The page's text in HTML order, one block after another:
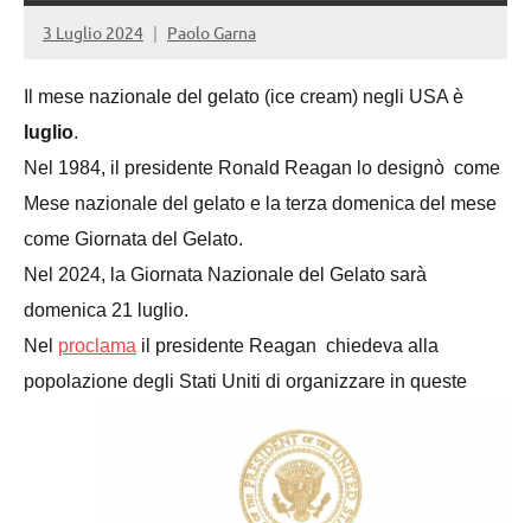
3 Luglio 2024 Paolo Garna
Il mese nazionale del gelato (ice cream) negli USA è
luglio.
Nel 1984, il presidente Ronald Reagan lo designò come
Mese nazionale del gelato e la terza domenica del mese
come Giornata del Gelato.
Nel 2024, la Giornata Nazionale del Gelato sarà
domenica 21 luglio.
Nel proclama il presidente Reagan chiedeva a lla
popolazione degli Stati Uniti di organizzare in queste